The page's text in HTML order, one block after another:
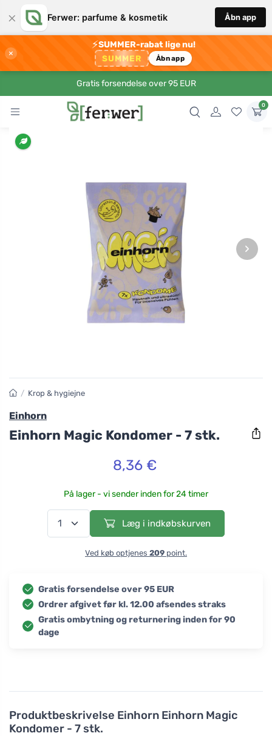
× Ferwer: parfume & kosmetik Åbn app
×
⚡SUMMER-rabat lige nu!
SUMMER Åbn app
Gratis forsendelse over 95 EUR
0
›
Produktbeskrivelse Einhorn Einhorn Magic
Kondomer - 7 stk.
/ Krop & hygiejne
Einhorn
Einhorn Magic Kondomer - 7 stk.
8,36 €
På lager - vi sender inden for 24 timer
Læg i indkøbskurven
Ved køb optjenes 209 point.
Gratis forsendelse over 95 EUR
Ordrer afgivet før kl. 12.00 afsendes straks
Gratis ombytning og returnering inden for 90
dage